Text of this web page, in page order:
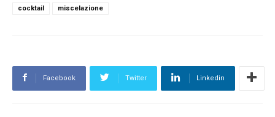
cocktail
miscelazione
Facebook Twitter Linkedin